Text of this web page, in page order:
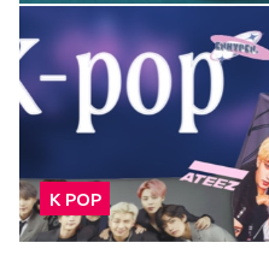
К POP